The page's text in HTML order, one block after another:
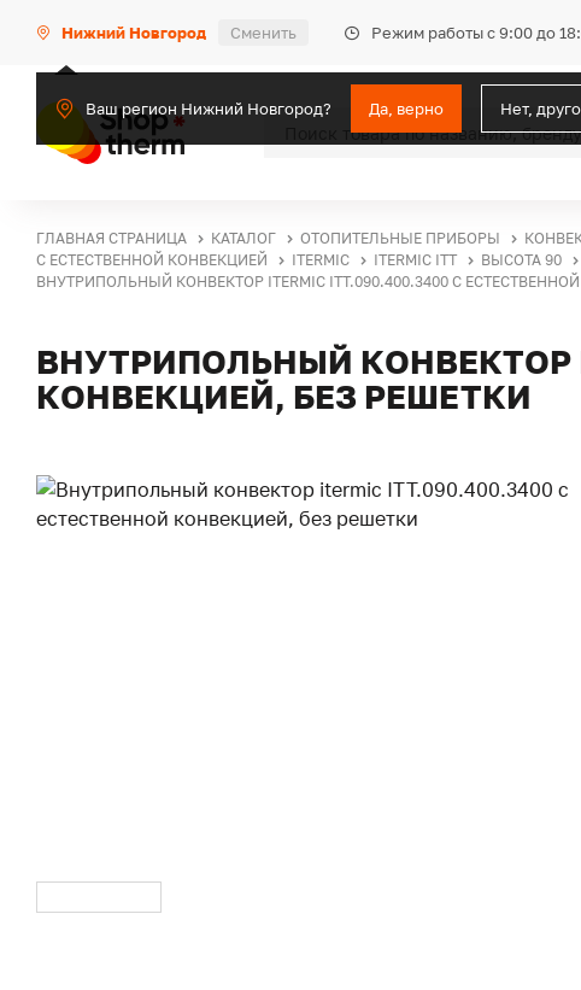
Нижний Новгород Сменить Режим работы с 9:00 до
Ваш регион Нижний Новгород? Да, верно Нет,
ГЛАВНАЯ СТРАНИЦА КАТАЛОГ ОТОПИТЕЛЬНЫЕ ПРИБОРЫ
С ЕСТЕСТВЕННОЙ КОНВЕКЦИЕЙ
ITERMIC ITERMIC ITT ВЫСОТА 90
ВНУТРИПОЛЬНЫЙ КОНВЕКТОР ITERMIC ITT.090.400.3400 С
ВНУТРИПОЛЬНЫЙ КОНВЕКТОР
КОНВЕКЦИЕЙ, БЕЗ РЕШЕТКИ